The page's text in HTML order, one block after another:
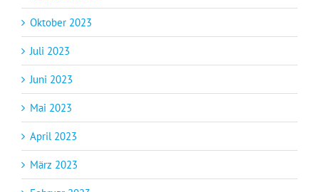
Oktober 2023
Juli 2023
Juni 2023
Mai 2023
April 2023
März 2023